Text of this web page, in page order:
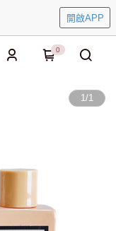
開啟APP
0
1/1